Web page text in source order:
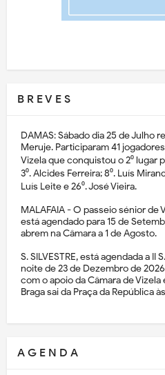
B R E V E S
DAMAS: Sábado dia 25 de Julho
Meruje. Participaram 41
Vizela que conquistou o 2⁰ lugar
3⁰. Alcides Ferreira; 8⁰. Luís
Luís Leite e 26⁰. José Vieira.
MALAFAIA - O passeio sénior de
está agendado para 15 de
abrem na Câmara a 1 de Agosto.
S. SILVESTRE, está agendada a II
noite de 23 de Dezembro de
com o apoio da Câmara de
Braga sai da Praça da República
A G E N D A